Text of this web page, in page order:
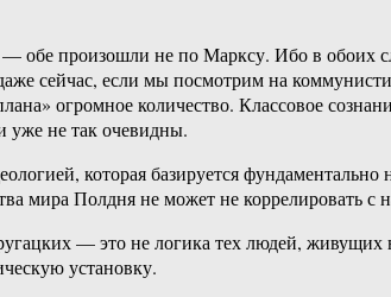
произошли не по Марксу. Ибо в обоих
сейчас, если мы посмотрим на
огромное количество. Классовое
уже не так очевидны.
которая базируется
мира Полдня не может не коррелировать
— это не логика тех людей,
установку.